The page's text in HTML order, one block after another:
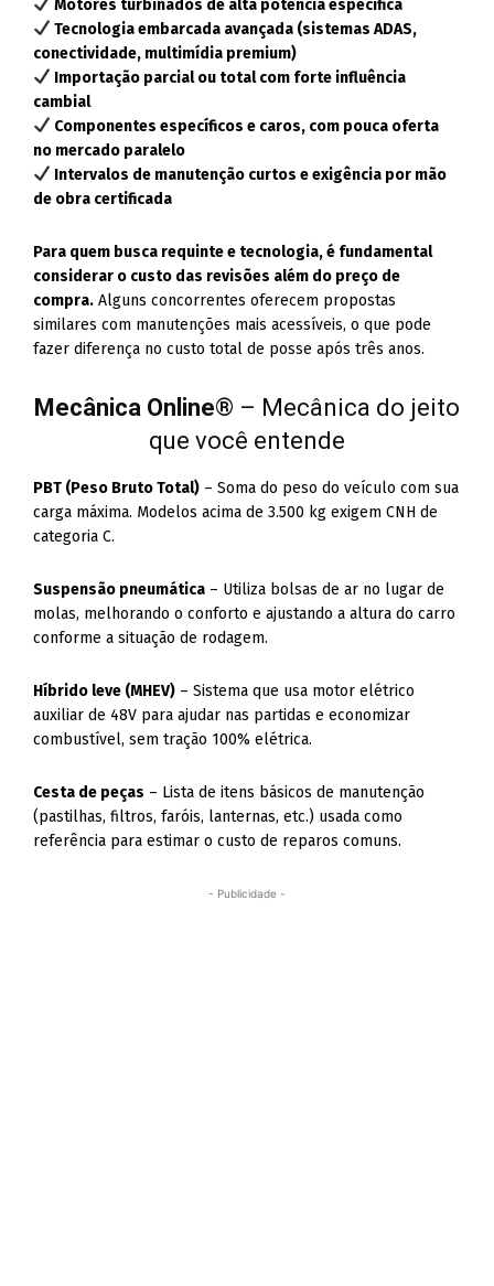
Motores turbinados de alta potência específica
Tecnologia embarcada avançada (sistemas ADAS,
conectividade, multimídia premium)
Importação parcial ou total com forte influência
cambial
Componentes específicos e caros, com pouca oferta
no mercado paralelo
Intervalos de manutenção curtos e exigência por mão
de obra certificada
Para quem busca requinte e tecnologia, é fundamental
considerar o custo das revisões além do preço de
compra. Alguns concorrentes oferecem propostas
similares com manutenções mais acessíveis, o que pode
fazer diferença no custo total de posse após três anos.
Mecânica Online® – Mecânica do jeito
que você entende
PBT (Peso Bruto Total) – Soma do peso do veículo com sua
carga máxima. Modelos acima de 3.500 kg exigem CNH de
categoria C.
Suspensão pneumática – Utiliza bolsas de ar no lugar de
molas, melhorando o conforto e ajustando a altura do carro
conforme a situação de rodagem.
Híbrido leve (MHEV) – Sistema que usa motor elétrico
auxiliar de 48V para ajudar nas partidas e economizar
combustível, sem tração 100% elétrica.
Cesta de peças – Lista de itens básicos de manutenção
(pastilhas, filtros, faróis, lanternas, etc.) usada como
referência para estimar o custo de reparos comuns.
- Publicidade -